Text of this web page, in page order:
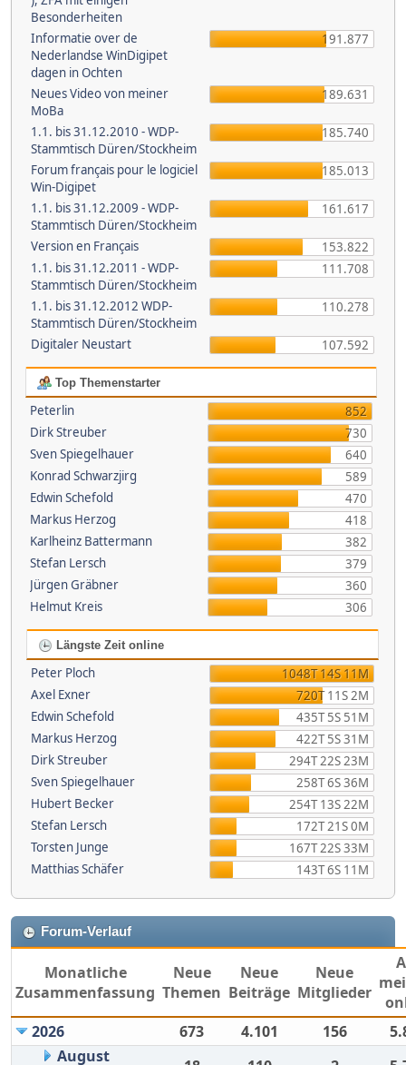
Besonderheiten
Informatie over de
Nederlandse WinDigipet
dagen in Ochten
191.877
Neues Video von meiner
MoBa
189.631
1.1. bis 31.12.2010 - WDP-
Stammtisch Düren/Stockheim
185.740
Forum français pour le logiciel
Win-Digipet
185.013
1.1. bis 31.12.2009 - WDP-
Stammtisch Düren/Stockheim
161.617
Version en Français
153.822
1.1. bis 31.12.2011 - WDP-
Stammtisch Düren/Stockheim
111.708
1.1. bis 31.12.2012 WDP-
Stammtisch Düren/Stockheim
110.278
Digitaler Neustart 107.592
Top Themenstarter
Peterlin
852
Dirk Streuber
730
Sven Spiegelhauer
640
Konrad Schwarzjirg
589
Edwin Schefold
470
Markus Herzog
418
Karlheinz Battermann
382
Stefan Lersch
379
Jürgen Gräbner
360
Helmut Kreis
306
Längste Zeit online
Peter Ploch
1048T 14S 11M
Axel Exner
720T 11S 2M
Edwin Schefold
435T 5S 51M
Markus Herzog
422T 5S 31M
Dirk Streuber
294T 22S 23M
Sven Spiegelhauer
258T 6S 36M
Hubert Becker
254T 13S 22M
Stefan Lersch
172T 21S 0M
Torsten Junge
167T 22S 33M
Matthias Schäfer
143T 6S 11M
Forum-Verlauf
Monatliche
Zusammenfassung
Neue
Themen
Neue
Beiträge
Neue
Mitglieder
2026
673 4.101 156
August